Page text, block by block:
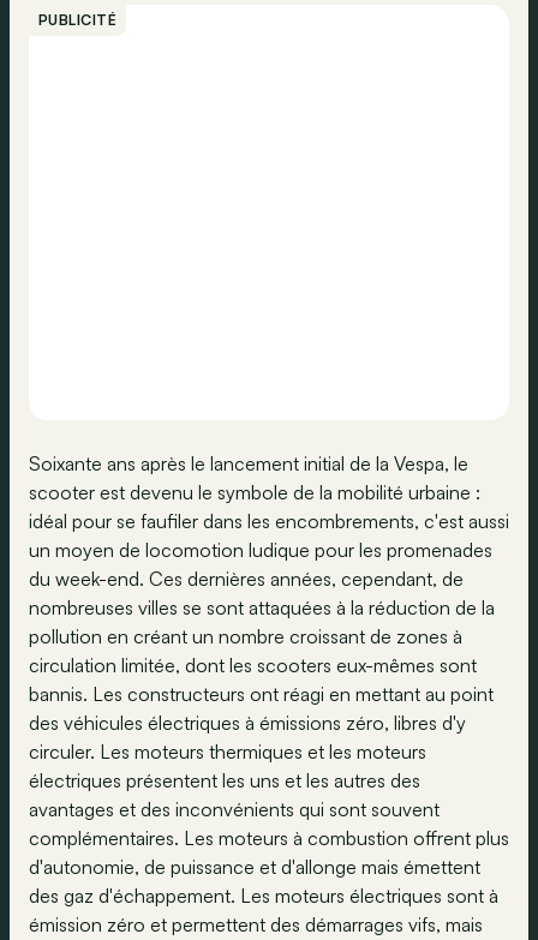
PUBLICITÉ
Soixante ans après le lancement initial de la Vespa, le
scooter est devenu le symbole de la mobilité urbaine :
idéal pour se faufiler dans les encombrements, c'est aussi
un moyen de locomotion ludique pour les promenades
du week-end. Ces dernières années, cependant, de
nombreuses villes se sont attaquées à la réduction de la
pollution en créant un nombre croissant de zones à
circulation limitée, dont les scooters eux-mêmes sont
bannis. Les constructeurs ont réagi en mettant au point
des véhicules électriques à émissions zéro, libres d'y
circuler. Les moteurs thermiques et les moteurs
électriques présentent les uns et les autres des
avantages et des inconvénients qui sont souvent
complémentaires. Les moteurs à combustion offrent plus
d'autonomie, de puissance et d'allonge mais émettent
des gaz d'échappement. Les moteurs électriques sont à
émission zéro et permettent des démarrages vifs, mais